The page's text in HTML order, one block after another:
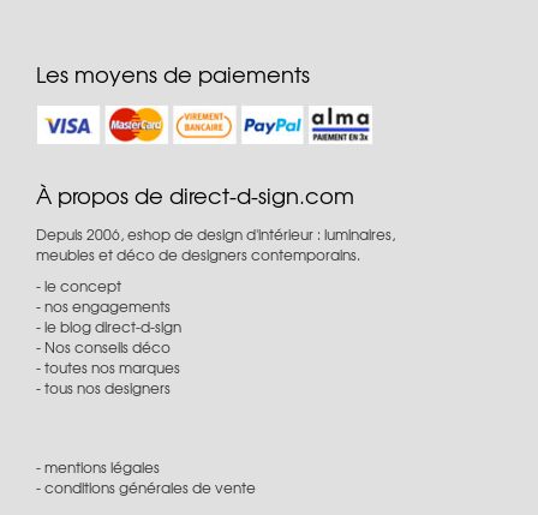
Les moyens de paiements
À propos de direct-d-sign.com
Depuis 2006, eshop de design d'intérieur : luminaires,
meubles et déco de designers contemporains.
le concept
nos engagements
le blog direct-d-sign
Nos conseils déco
toutes nos marques
tous nos designers
mentions légales
conditions générales de vente